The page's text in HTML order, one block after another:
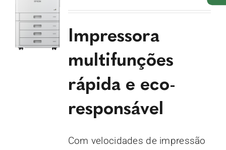
Impressora
multifunções
rápida e eco-
responsável
Com velocidades de impressão